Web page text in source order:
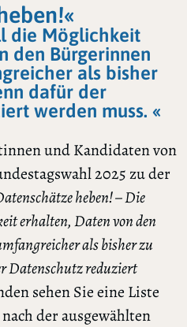
die Möglichkeit
den Bürgerinnen
als bisher
dafür der
werden muss. «
und Kandidaten von
2025 zu der
heben! – Die
erhalten, Daten von den
als bisher zu
Datenschutz reduziert
sehen Sie eine Liste
der ausgewählten